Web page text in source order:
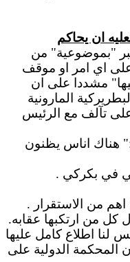
ان يحاكم
"بموضوعية" من
اي امر او موقف
مشددا على ان
المارونية
على تآلف مع الرئيس
هناك اناس يظنون
في بكركي .
من الاستقرار .
كل من ارتكبها عقابه.
لنا اطلاع كامل عليها
المحكمة الدولية على